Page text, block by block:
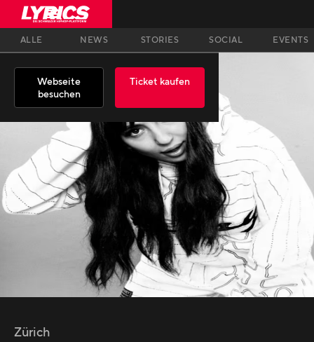
ALLE NEWS STORIES SOCIAL EVENTS
Webseite
besuchen
Ticket kaufen
Zürich